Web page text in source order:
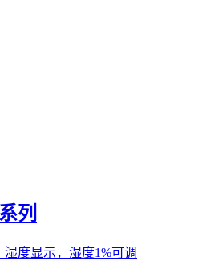
列
度显示，湿度1%可调